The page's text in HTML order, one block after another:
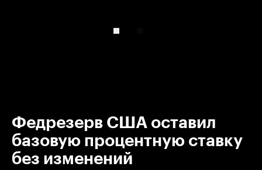
Федрезерв США оставил
базовую процентную ставку
без изменений